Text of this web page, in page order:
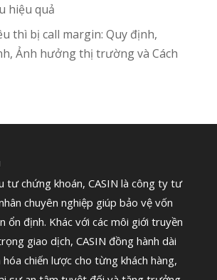
hiệu quả
thì bị call margin: Quy định,
Ảnh hưởng thị trường và Cách
tư chứng khoán, CASIN là công ty tư
chuyên nghiệp giúp bảo vệ vốn
ổn định. Khác với các môi giới truyền
giao dịch, CASIN đồng hành dài
hóa chiến lược cho từng khách hàng,